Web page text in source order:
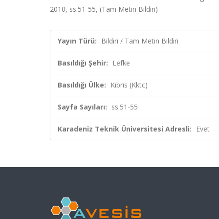
2010, ss.51-55, (Tam Metin Bildiri)
Yayın Türü: Bildiri / Tam Metin Bildiri
Basıldığı Şehir: Lefke
Basıldığı Ülke: Kıbrıs (Kktc)
Sayfa Sayıları: ss.51-55
Karadeniz Teknik Üniversitesi Adresli: Evet